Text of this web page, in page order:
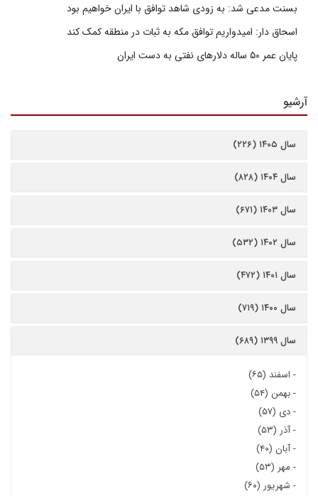
بسنت مدعی شد: به زودی شاهد توافق با ایران خواهیم بود
اسحاق دار: امیدواریم توافق مکه به ثبات در منطقه کمک کند
پایان عمر ۵۰ ساله دلارهای نفتی به دست ایران
آرشیو
سال ۱۴۰۵ (۲۲۶)
سال ۱۴۰۴ (۸۲۸)
سال ۱۴۰۳ (۶۷۱)
سال ۱۴۰۲ (۵۳۲)
سال ۱۴۰۱ (۴۷۲)
سال ۱۴۰۰ (۷۱۹)
سال ۱۳۹۹ (۶۸۹)
- اسفند (۶۵)
-بهمن (۵۴)
-دی (۵۷)
-آذر (۵۳)
-آبان (۴۰)
- مهر (۵۳)
- شهریور (۶۰)